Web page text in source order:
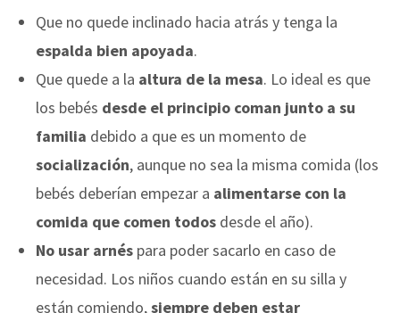
Que no quede inclinado hacia atrás y tenga la
espalda bien apoyada.
Que quede a la altura de la mesa. Lo ideal es que
los bebés desde el principio coman junto a su
familia debido a que es un momento de
socialización, aunque no sea la misma comida (los
bebés deberían empezar a alimentarse con la
comida que comen todos desde el año).
No usar arnés para poder sacarlo en caso de
necesidad. Los niños cuando están en su silla y
están comiendo,siempre deben estar